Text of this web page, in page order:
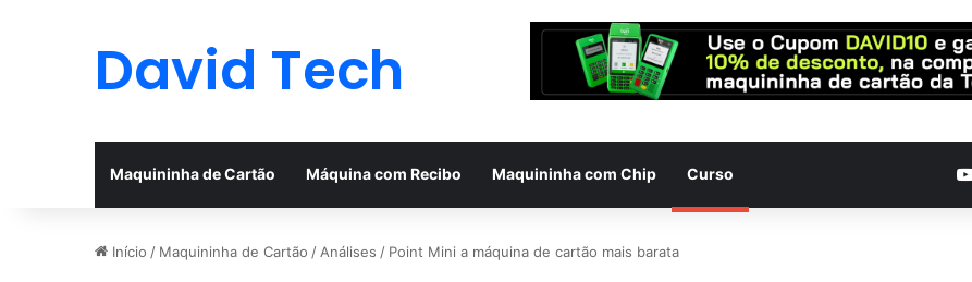
David Tech
Maquininha de Cartão Máquina com Recibo Maquininha com Chip Curso
Início / Maquininha de Cartão / Análises / Point Mini a máquina de cartão mais barata